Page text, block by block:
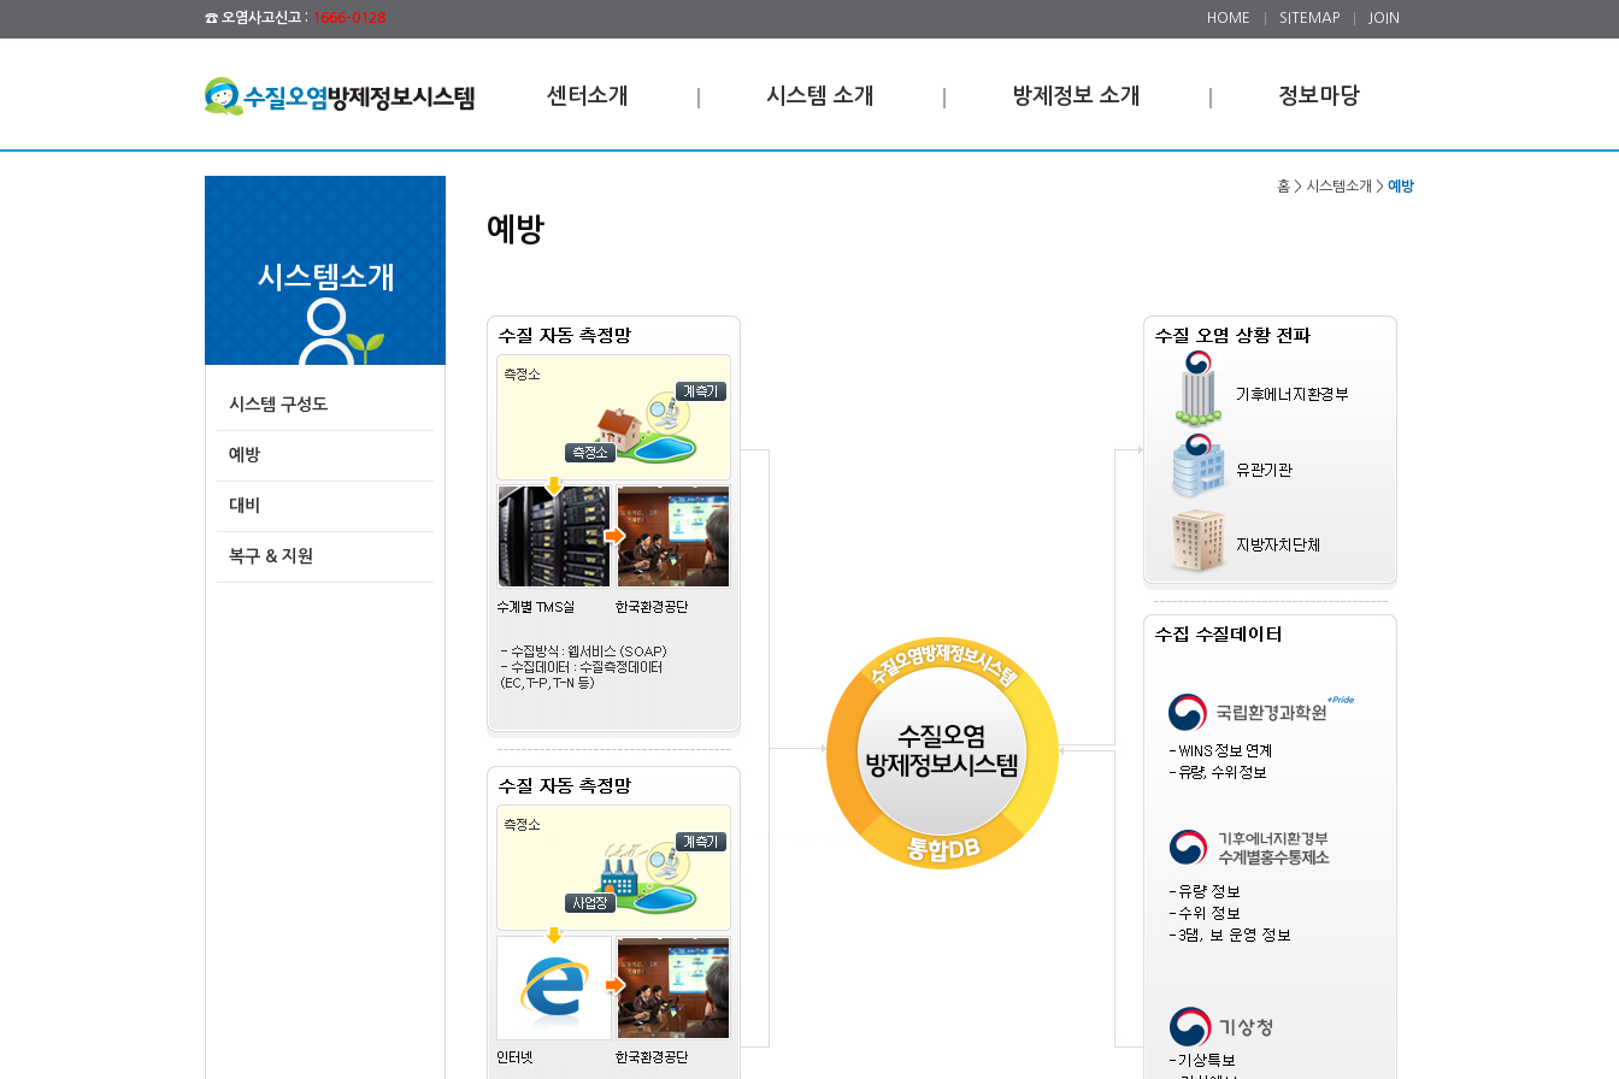
☎ 오염사고신고 : 1666-0128 HOME SITEMAP JOIN
센터소개 시스템 소개 방제정보 소개 정보마당
시스템소개
시스템 구성도
예방
대비
복구 & 지원
홈 > 시스템소개 > 예방
예방